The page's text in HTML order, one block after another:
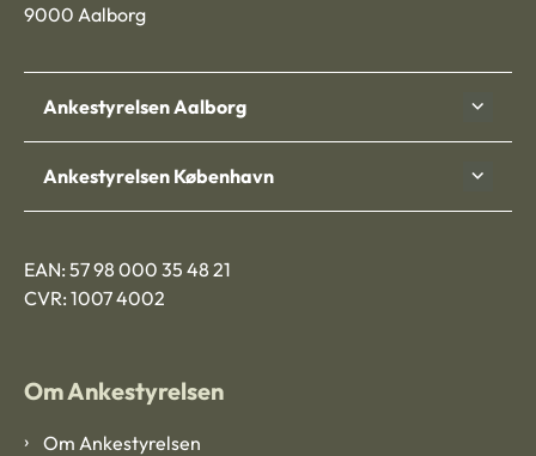
9000 Aalborg
Ankestyrelsen Aalborg
Ankestyrelsen København
EAN: 57 98 000 35 48 21
CVR: 1007 4002
Om Ankestyrelsen
Om Ankestyrelsen